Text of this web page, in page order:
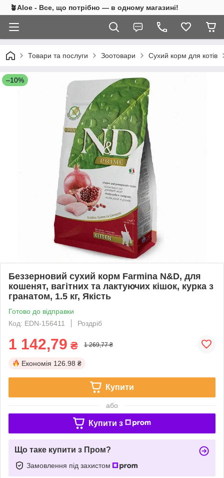
🪴Aloe - Все, що потрібно — в одному магазині!
Товари та послуги Зоотовари Сухий корм для котів
–10%
Беззерновий сухий корм Farmina N&D, для
кошенят, вагітних та лактуючих кішок, курка з
гранатом, 1.5 кг, Якість
Готово до відправки
Код: EDN-156411
Роздріб
1 142,79 ₴ 1 269,77 ₴
Економія 126.98 ₴
Купити
або
Купити з
Що таке купити з Пром?
Замовлення під захистом